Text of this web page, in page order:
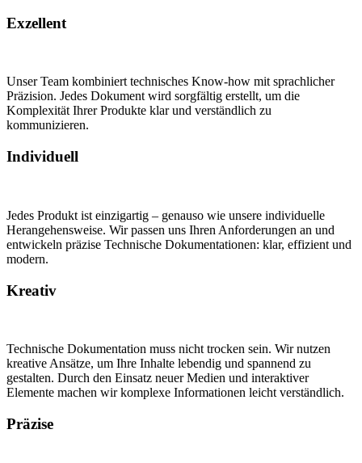
Exzellent
Unser Team kombiniert technisches Know-how mit sprachlicher
Präzision. Jedes Dokument wird sorgfältig erstellt, um die
Komplexität Ihrer Produkte klar und verständlich zu
kommunizieren.
Individuell
Jedes Produkt ist einzigartig – genauso wie unsere individuelle
Herangehensweise. Wir passen uns Ihren Anforderungen an und
entwickeln präzise Technische Dokumentationen: klar, effizient und
modern.
Kreativ
Technische Dokumentation muss nicht trocken sein. Wir nutzen
kreative Ansätze, um Ihre Inhalte lebendig und spannend zu
gestalten. Durch den Einsatz neuer Medien und interaktiver
Elemente machen wir komplexe Informationen leicht verständlich.
Präzise